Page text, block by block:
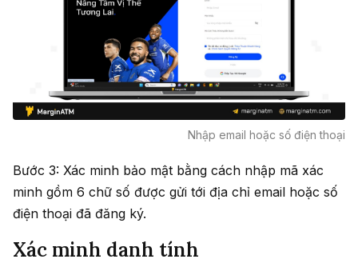
Nhập email hoặc số điện thoại
Bước 3: Xác minh bảo mật bằng cách nhập mã xác
minh gồm 6 chữ số được gửi tới địa chỉ email hoặc số
điện thoại đã đăng ký.
Xác minh danh tính